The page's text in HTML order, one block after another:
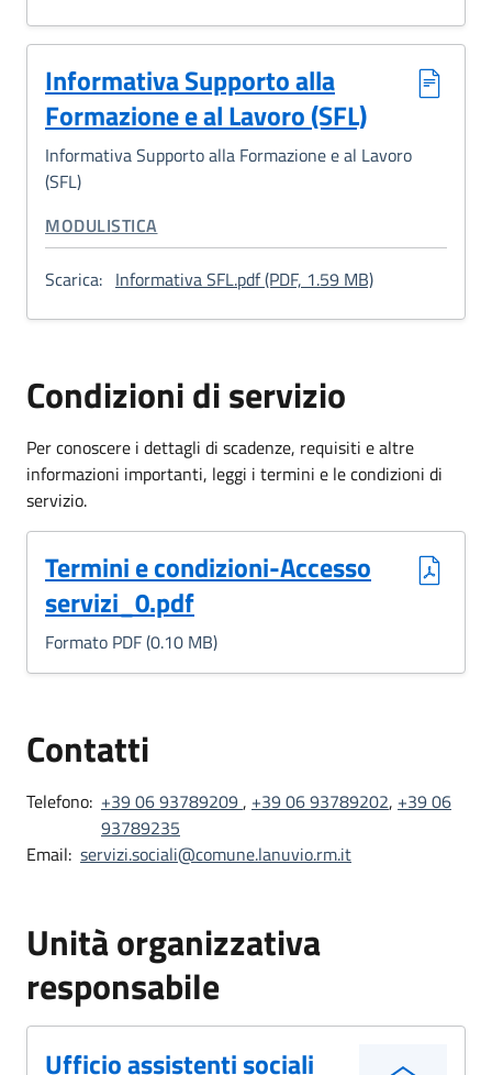
Informativa Supporto alla
Formazione e al Lavoro (SFL)
Informativa Supporto alla Formazione e al Lavoro
(SFL)
CATEGORIA CORRELATA:
MODULISTICA
Scarica: Informativa SFL.pdf (PDF, 1.59 MB): Informativa
Condizioni di servizio
Per conoscere i dettagli di scadenze, requisiti e altre
informazioni importanti, leggi i termini e le condizioni di
servizio.
Termini e condizioni-Accesso
servizi_0.pdf
(Formato PDF, 0.10 MB)
Formato PDF (0.10 MB)
Contatti
Telefono: +39 06 93789209, +39 06 93789202, +39 06
93789235
Email: servizi.sociali@comune.lanuvio.rm.it
Unità organizzativa
responsabile
Ufficio assistenti sociali